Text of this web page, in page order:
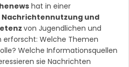
hat in einer
und
von Jugendlichen und
erforscht: Welche Themen
Welche Informationsquellen
sie Nachrichten